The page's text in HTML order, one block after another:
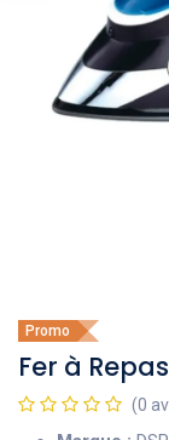
Promo
Fer à
(0